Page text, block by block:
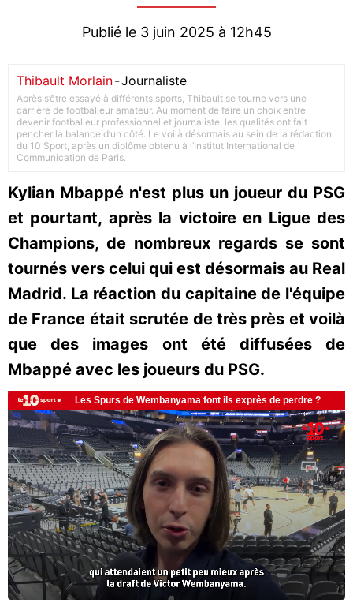
Publié le 3 juin 2025 à 12h45
Thibault Morlain-Journaliste
Après s’être essayé à différents sports, Thibault se tourne vers une
carrière de footballeur amateur. Au moment de faire un choix entre
devenir footballeur professionnel et journaliste, les qualités ont fait
pencher la balance d’un côté. Le voilà désormais au sein de la rédaction
du 10 Sport, après un diplôme obtenu à l’Institut International de
Communication de Paris.
Kylian Mbappé n'est plus un joueur du PSG
et pourtant, après la victoire en Ligue des
Champions, de nombreux regards se sont
tournés vers celui qui est désormais au Real
Madrid. La réaction du capitaine de l'équipe
de France était scrutée de très près et voilà
que des images ont été diffusées de
Mbappé avec les joueurs du PSG.